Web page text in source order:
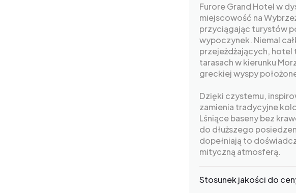
Furore Grand Hotel w
miejscowość na
przyciągając turystów
wypoczynek. Niemal
przejeżdżających, hotel
tarasach w kierunku
greckiej wyspy
Dzięki czystemu,
zamienia tradycyjne
Lśniące baseny bez
do dłuższego
dopełniają to
mityczną atmosferą.
Stosunek jakości do